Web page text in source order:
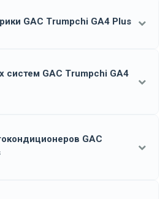
GAC Trumpchi GA4 Plus
систем GAC Trumpchi GA4
GAC